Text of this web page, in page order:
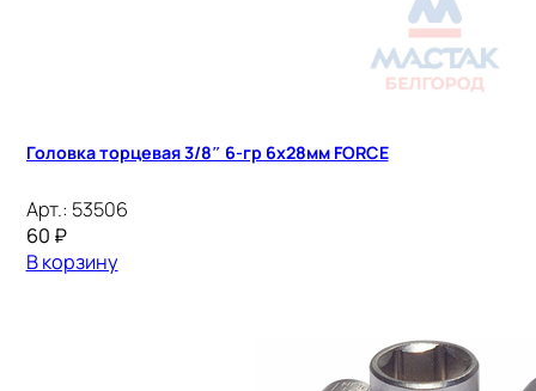
Головка торцевая 3/8″ 6-гр 6х28мм FORCE
Арт.: 53506
60 ₽
В корзину